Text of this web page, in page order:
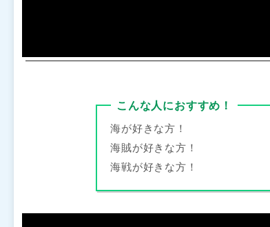
こんな人におすすめ！
海が好きな方！
海賊が好きな方！
海戦が好きな方！